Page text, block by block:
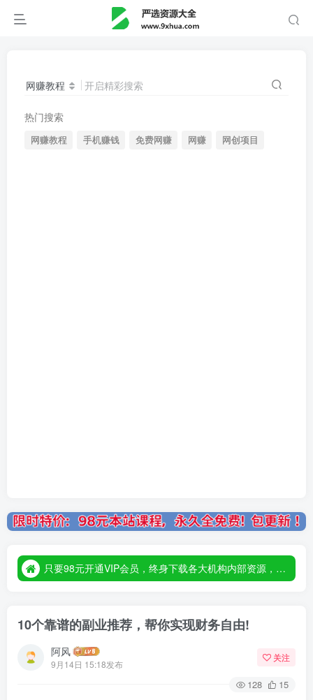
网赚教程 开启精彩搜索
热门搜索
网赚教程 手机赚钱 免费网赚 网赚 网创项目
只要98元开通VIP会员，终身下载各大机构内部资源，一站式草根创业基地，最新最强网赚教程大全，小投入，大回报！
只要98元开通VIP会员，终身下载各大机构内部资源，一站式草根创业基地，最新最强网赚教程大全，小投入，大回报！
10个靠谱的副业推荐，帮你实现财务自由!
阿风
9月14日 15:18发布
关注
128 15